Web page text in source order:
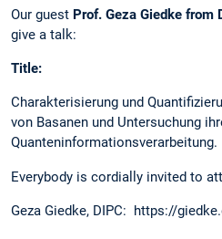
Our guest Prof. Geza Giedke from
give a talk:
Title:
Charakterisierung und
von Basanen und Untersuchung
Quanteninformationsverarbeitung.
Everybody is cordially invited to
Geza Giedke, DIPC: https://